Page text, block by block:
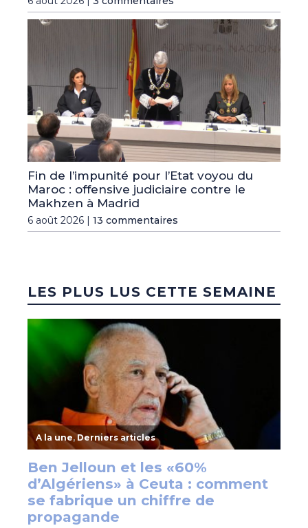
Fin de l’impunité pour l’Etat voyou du
Maroc : offensive judiciaire contre le
Makhzen à Madrid
6 août 2026 | 13 commentaires
LES PLUS LUS CETTE SEMAINE